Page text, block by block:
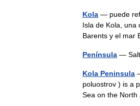
Kola — puede
Isla de Kola, una
Barents y el
Península —
Kola Peninsula
poluostrov ) is a
Sea on the